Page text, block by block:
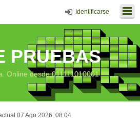
Identificarse
PRUEBAS
Online desde 011111010001
07 Ago 2026, 08:04